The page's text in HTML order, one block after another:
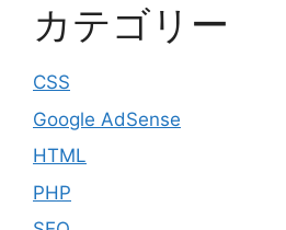
カテゴリー
CSS
Google AdSense
HTML
PHP